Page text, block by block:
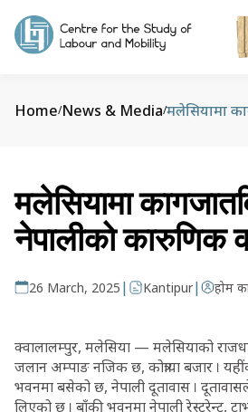
Home/News & Media/
मलेसियामा
नेपालीको कारुणिक
26 March, 2025 | Kantipur| होम
क्वालालम्पुर, मलेसिया — मलेसियाको
जलान अम्पाङ नजिक छ, कोत्राया बजार ।
भवनमा बसेको छ, नेपाली दूतावास ।
लिएको छ । बाँकी भवनमा नेपाली रेस्टुरेन्ट,